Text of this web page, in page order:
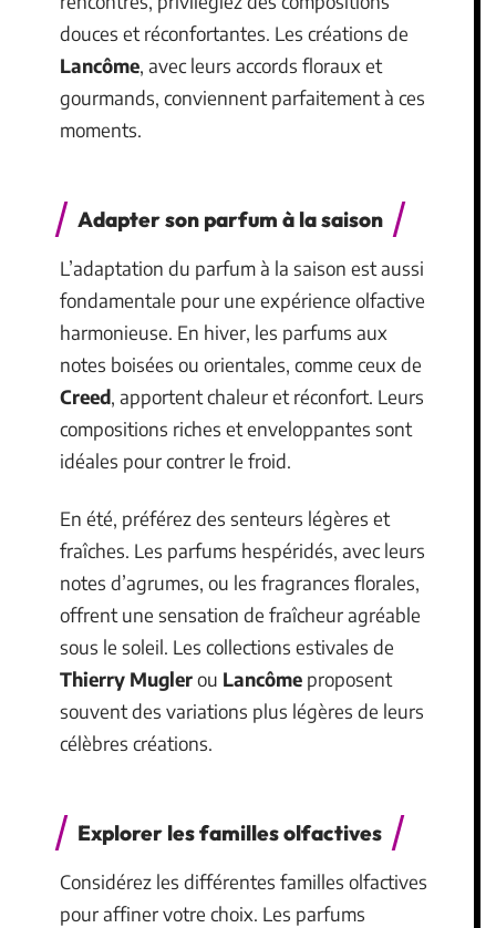
douces et réconfortantes. Les créations de
Lancôme, avec leurs accords floraux et
gourmands, conviennent parfaitement à ces
moments.
Adapter son parfum à la saison
L’adaptation du parfum à la saison est aussi
fondamentale pour une expérience olfactive
harmonieuse. En hiver, les parfums aux
notes boisées ou orientales, comme ceux de
Creed, apportent chaleur et réconfort. Leurs
compositions riches et enveloppantes sont
idéales pour contrer le froid.
En été, préférez des senteurs légères et
fraîches. Les parfums hespéridés, avec leurs
notes d’agrumes, ou les fragrances florales,
offrent une sensation de fraîcheur agréable
sous le soleil. Les collections estivales de
Thierry Muglerou Lancôme proposent
souvent des variations plus légères de leurs
célèbres créations.
Explorer les familles olfactives
Considérez les différentes familles olfactives
pour affiner votre choix. Les parfums